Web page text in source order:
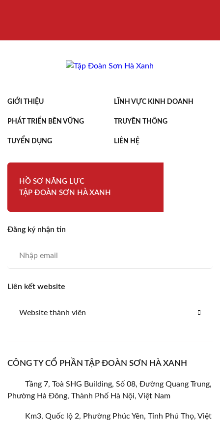
GIỚI THIỆU LĨNH VỰC KINH DOANH
PHÁT TRIỂN BỀN VỮNG TRUYỀN THÔNG
TUYỂN DỤNG LIÊN HỆ
HỒ SƠ NĂNG LỰC
TẬP ĐOÀN SƠN HÀ XANH
Đăng ký nhận tin
Liên kết website
Website thành viên
CÔNG TY CỔ PHẦN TẬP ĐOÀN SƠN HÀ XANH
Tầng 7, Toà SHG Building, Số 08, Đường Quang Trung,
Phường Hà Đông, Thành Phố Hà Nội, Việt Nam
Km3, Quốc lộ 2, Phường Phúc Yên, Tỉnh Phú Thọ, Việt